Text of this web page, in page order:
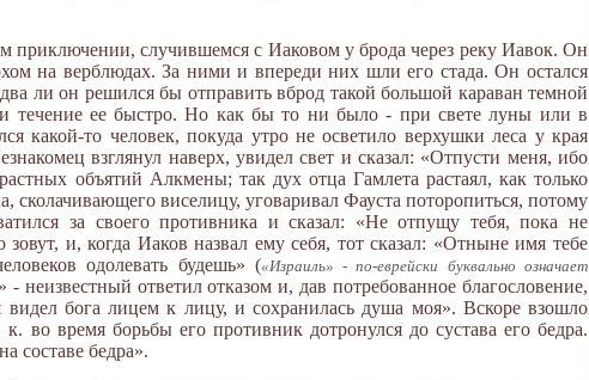
приключении, случившемся с Иаковом у брода через реку Иавок. Он
на верблюдах. За ними и впереди них шли его стада. Он остался
ли он решился бы отправить вброд такой большой караван темной
течение ее быстро. Но как бы то ни было - при свете луны или в
то человек, покуда утро не осветило верхушки леса у края
взглянул наверх, увидел свет и сказал: «Отпусти меня, ибо
объятий Алкмены; так дух отца Гамлета растаял, как только
сколачивающего виселицу, уговаривал Фауста поторопиться, потому
за своего противника и сказал: «Не отпущу тебя, пока не
и, когда Иаков назвал ему себя, тот сказал: «Отныне имя тебе
одолевать будешь» («Израиль» - по-еврейски буквально означает
ответил отказом и, дав потребованное благословение,
бога лицем к лицу, и сохранилась душа моя». Вскоре взошло
во время борьбы его противник дотронулся до сустава его бедра.
составе бедра».